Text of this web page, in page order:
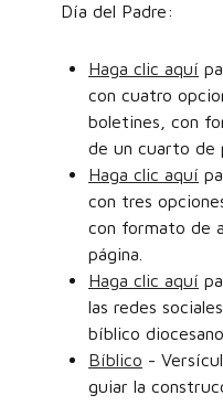
Día del Padre:
Haga clic aquí
con cuatro
boletines, con
de un cuarto de
Haga clic aquí
con tres
con formato de
página.
Haga clic aquí
las redes
bíblico
Bíblico -
guiar la